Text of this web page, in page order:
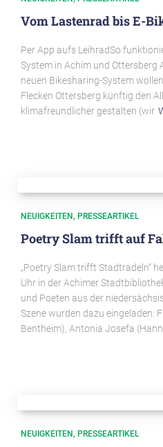
Vom Lastenrad bis E-
Per App aufs LeihradSo
System in Achim und Ottersberg
neuen Bikesharing-System
Flecken Ottersberg künftig den
klimafreundlicher gestalten (wir
NEUIGKEITEN PRESSEARTIKEL
Poetry Slam trifft auf
„Poetry Slam trifft Stadtradeln“
Uhr in der Achimer
und Poeten aus der
Szene wurden dazu eingeladen:
Bentheim), Antonia Josefa
NEUIGKEITEN PRESSEARTIKEL